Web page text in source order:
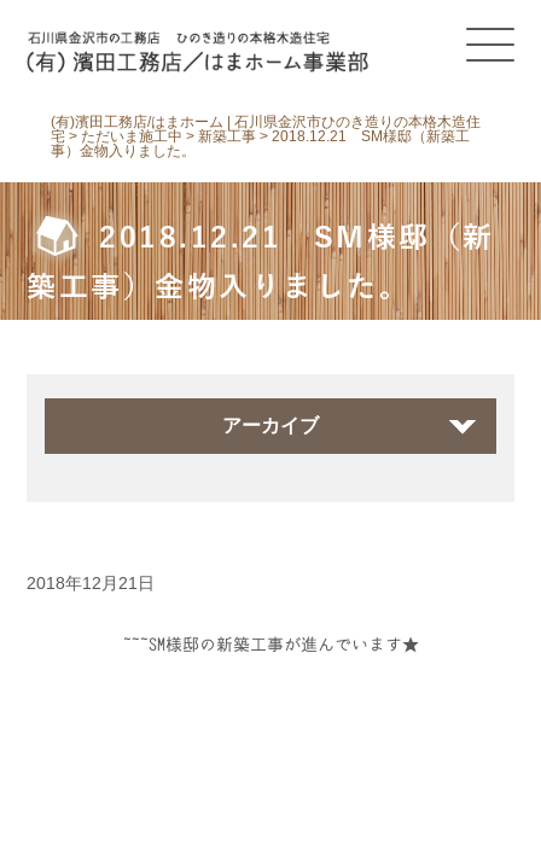
(有)濱田工務店/はまホーム | 石川県金沢市ひのき造りの本格木造住
宅 >ただいま施工中 > 新築工事 >2018.12.21 SM様邸（新築工
事）金物入りました。
2018.12.21 SM様邸（新
築工事）金物入りました。
アーカイブ
2018年12月21日
SM様邸の新築工事が進んでいます★